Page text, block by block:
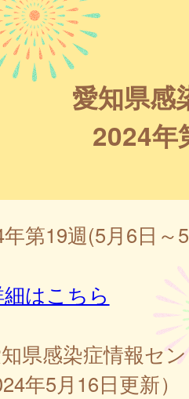
愛知県感
2024年
第19週(5月6日～
はこちら
県感染症情報セン
年5月16日更新）